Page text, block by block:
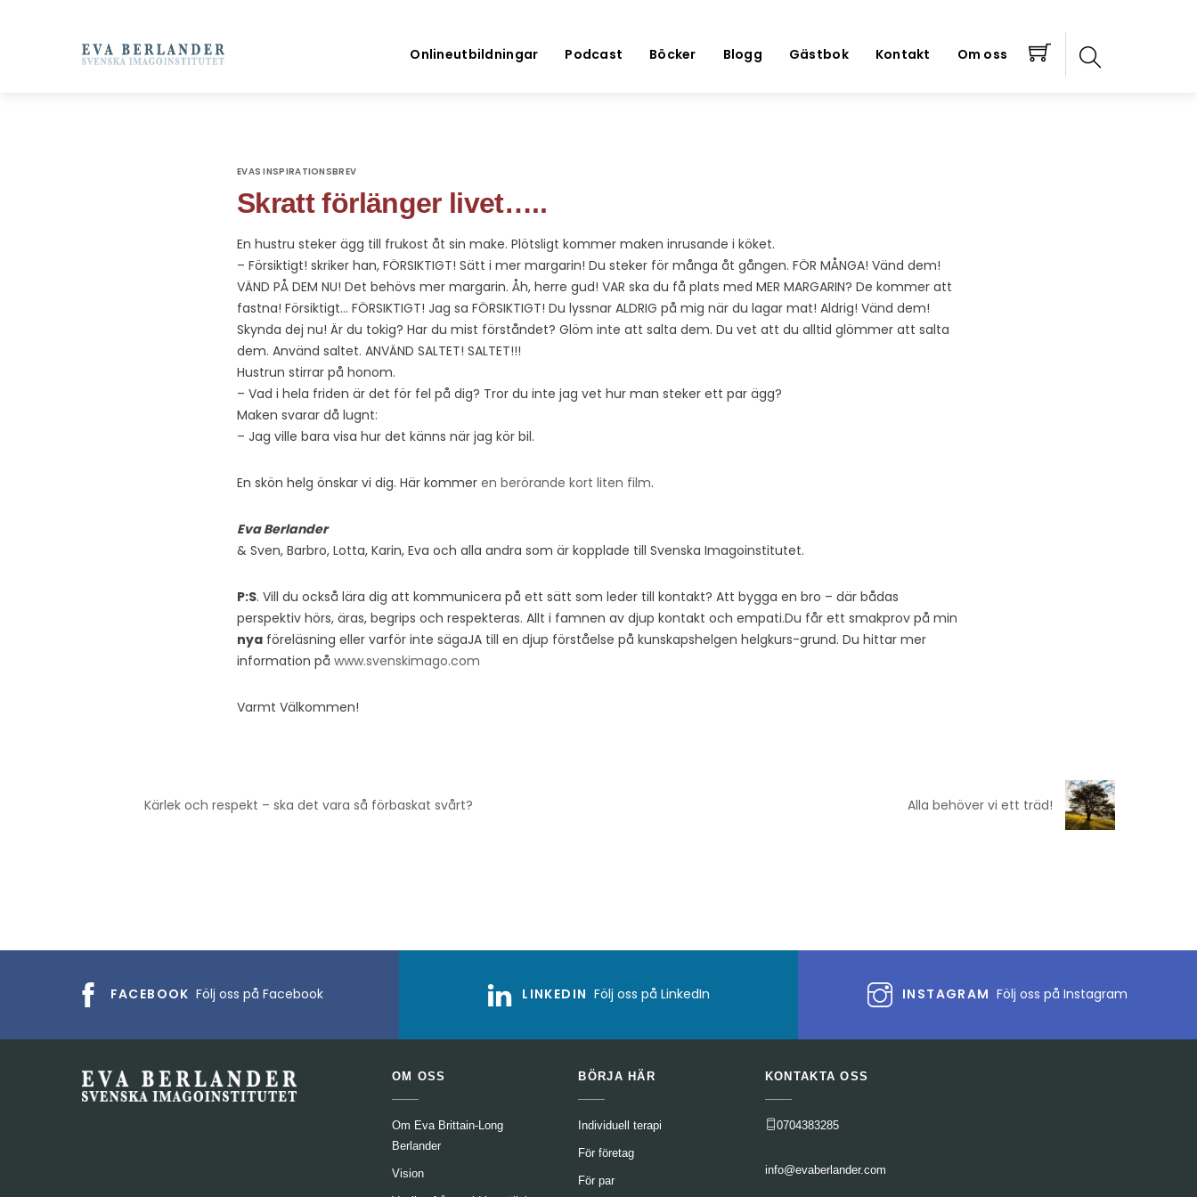
Onlineutbildningar Podcast Böcker Blogg Gästbok Kontakt Om oss
EVAS INSPIRATIONSBREV
Skratt förlänger livet…..
En hustru steker ägg till frukost åt sin make. Plötsligt kommer maken inrusande i köket.
– Försiktigt! skriker han, FÖRSIKTIGT! Sätt i mer margarin! Du steker för många åt gången. FÖR MÅNGA! Vänd dem!
VÄND PÅ DEM NU! Det behövs mer margarin. Åh, herre gud! VAR ska du få plats med MER MARGARIN? De kommer att
fastna! Försiktigt… FÖRSIKTIGT! Jag sa FÖRSIKTIGT! Du lyssnar ALDRIG på mig när du lagar mat! Aldrig! Vänd dem!
Skynda dej nu! Är du tokig? Har du mist förståndet? Glöm inte att salta dem. Du vet att du alltid glömmer att salta
dem. Använd saltet. ANVÄND SALTET! SALTET!!!
Hustrun stirrar på honom.
– Vad i hela friden är det för fel på dig? Tror du inte jag vet hur man steker ett par ägg?
Maken svarar då lugnt:
– Jag ville bara visa hur det känns när jag kör bil.
En skön helg önskar vi dig. Här kommer en berörande kort liten film.
Eva Berlander
& Sven, Barbro, Lotta, Karin, Eva och alla andra som är kopplade till Svenska Imagoinstitutet.
P:S. Vill du också lära dig att kommunicera på ett sätt som leder till kontakt? Att bygga en bro – där bådas
perspektiv hörs, äras, begrips och respekteras. Allt i famnen av djup kontakt och empati.Du får ett smakprov på min
nya föreläsning eller varför inte sägaJA till en djup förståelse på kunskapshelgen helgkurs-grund. Du hittar mer
information på www.svenskimago.com
Varmt Välkommen!
Kärlek och respekt – ska det vara så förbaskat svårt? Alla behöver vi ett träd!
FACEBOOK Följ oss på Facebook LINKEDIN Följ oss på LinkedIn INSTAGRAM Följ oss på Instagram
OM OSS
Om Eva Brittain-Long
Berlander
Vision
BÖRJA HÄR
Individuell terapi
För företag
För par
KONTAKTA OSS
0704383285
info@evaberlander.com